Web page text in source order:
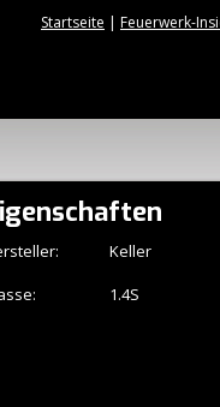
Startseite | Feuerwerk-
Keller
1.4S